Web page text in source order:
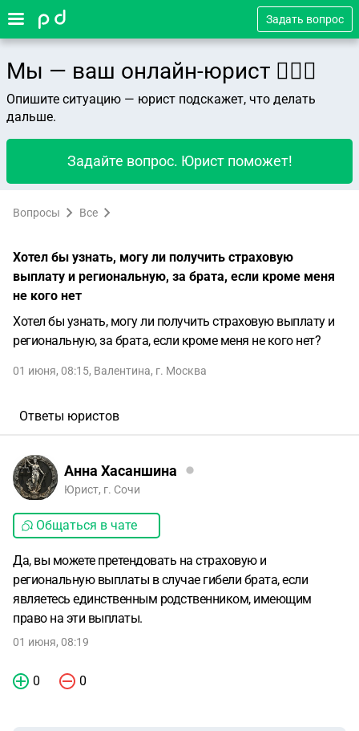
Задать вопрос
Мы — ваш онлайн-юрист 👨🏻‍⚖️
Опишите ситуацию — юрист подскажет, что делать
дальше.
Задайте вопрос. Юрист поможет!
Вопросы Все
Хотел бы узнать, могу ли получить страховую
выплату и региональную, за брата, если кроме меня
не кого нет
Хотел бы узнать, могу ли получить страховую выплату и
региональную, за брата, если кроме меня не кого нет?
01 июня, 08:15, Валентина, г. Москва
Ответы юристов
Анна Хасаншина
Юрист, г. Сочи
Общаться в чате
Да, вы можете претендовать на страховую и
региональную выплаты в случае гибели брата, если
являетесь единственным родственником, имеющим
право на эти выплаты.
01 июня, 08:19
0 0